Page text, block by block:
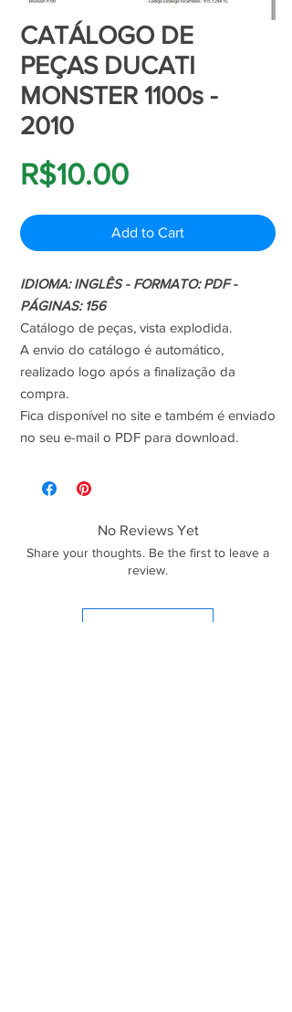
CATÁLOGO DE
PEÇAS DUCATI
MONSTER 1100s -
2010
R$10.00Price
Add to Cart
IDIOMA: INGLÊS - FORMATO: PDF -
PÁGINAS: 156
Catálogo de peças, vista explodida.
A envio do catálogo é automático,
realizado logo após a finalização da
compra.
Fica disponível no site e também é enviado
no seu e-mail o PDF para download.
No Reviews Yet
Share your thoughts. Be the first to leave a
review.